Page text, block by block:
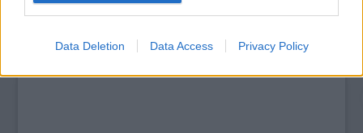
Data Deletion Data Access Privacy Policy
DAVID ATTENBOROUGH ÚJ ÓCEÁNFILMJE
JÚNIUSBAN DEBÜTÁL: LENYŰGÖZŐ UTAZÁS A